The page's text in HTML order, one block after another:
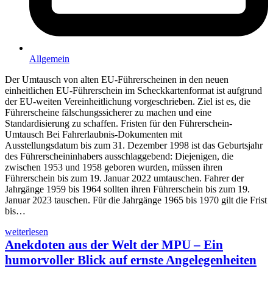
Allgemein
Der Umtausch von alten EU-Führerscheinen in den neuen
einheitlichen EU-Führerschein im Scheckkartenformat ist aufgrund
der EU-weiten Vereinheitlichung vorgeschrieben. Ziel ist es, die
Führerscheine fälschungssicherer zu machen und eine
Standardisierung zu schaffen. Fristen für den Führerschein-
Umtausch Bei Fahrerlaubnis-Dokumenten mit
Ausstellungsdatum bis zum 31. Dezember 1998 ist das Geburtsjahr
des Führerscheininhabers ausschlaggebend: Diejenigen, die
zwischen 1953 und 1958 geboren wurden, müssen ihren
Führerschein bis zum 19. Januar 2022 umtauschen. Fahrer der
Jahrgänge 1959 bis 1964 sollten ihren Führerschein bis zum 19.
Januar 2023 tauschen. Für die Jahrgänge 1965 bis 1970 gilt die Frist
bis…
weiterlesen
Anekdoten aus der Welt der MPU – Ein
humorvoller Blick auf ernste Angelegenheiten